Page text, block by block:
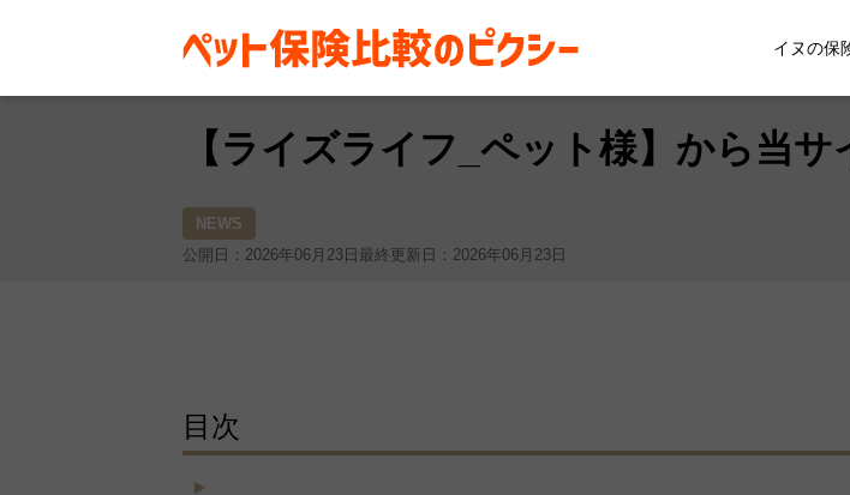
イヌの保
お役立ち情報 その他 お知らせ 【ライズライフ_
【ライズライフ_ペット様】から当
NEWS
公開日：2026年06月23日 最終更新日：2026年06月23日
目次